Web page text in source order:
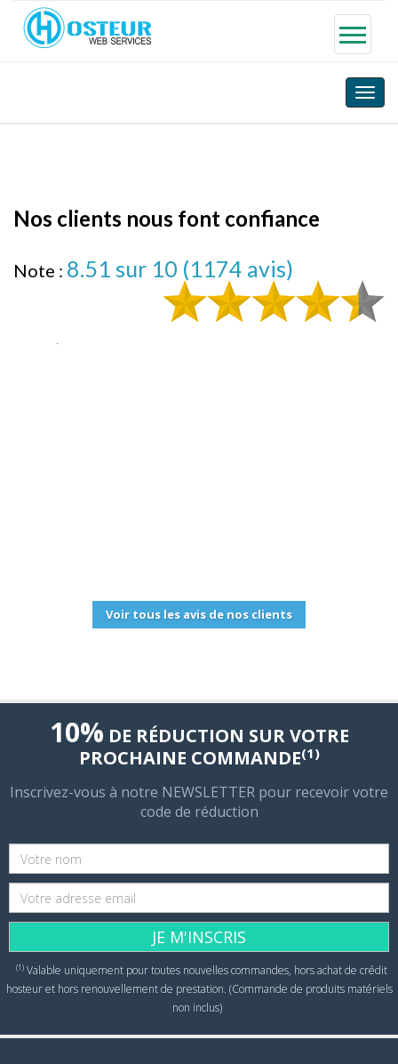
Toggle
Nos clients nous font confiance
Note : 8.51 sur 10 (1174 avis)
On peut compter sur Hosteur
Je suis très satisfait des services Hosteur que ce soit
Voir tous les avis de nos clients
10% DE RÉDUCTION SUR VOTRE
PROCHAINE COMMANDE(1)
Inscrivez-vous à notre NEWSLETTER pour recevoir votre
code de réduction
JE M'INSCRIS
(1)Valable uniquement pour toutes nouvelles commandes, hors achat de crédit
hosteur et hors renouvellement de prestation. (Commande de produits matériels
non inclus)